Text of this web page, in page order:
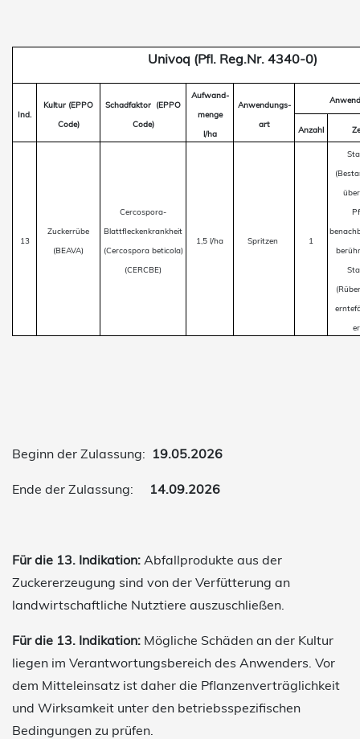
Univoq (Pfl. Reg.Nr. 4340-0)
Ind.
Kultur (EPPO
Code)
Schadfaktor (EPPO
Code)
Aufwand-
menge
l/ha
Anwendungs-
art
Anzahl
13
Zuckerrübe
(BEAVA)
Cercospora-
Blattfleckenkrankheit
(Cercospora beticola)
(CERCBE)
1,5 l/ha Spritzen 1
Beginn der Zulassung: 19.05.2026
Ende der Zulassung: 14.09.2026
Für die 13. Indikation: Abfallprodukte aus der
Zuckererzeugung sind von der Verfütterung an
landwirtschaftliche Nutztiere auszuschließen.
Für die 13. Indikation: Mögliche Schäden an der Kultur
liegen im Verantwortungsbereich des Anwenders. Vor
dem Mitteleinsatz ist daher die Pflanzenverträglichkeit
und Wirksamkeit unter den betriebsspezifischen
Bedingungen zu prüfen.